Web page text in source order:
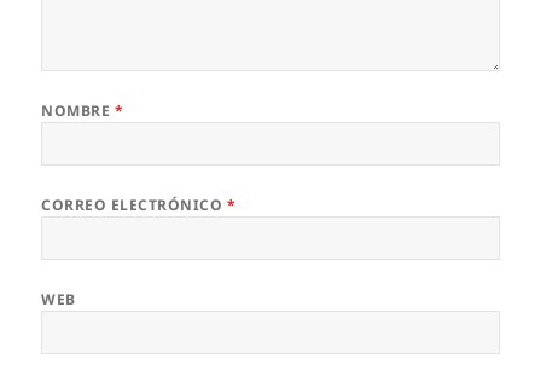
NOMBRE *
CORREO ELECTRÓNICO *
WEB